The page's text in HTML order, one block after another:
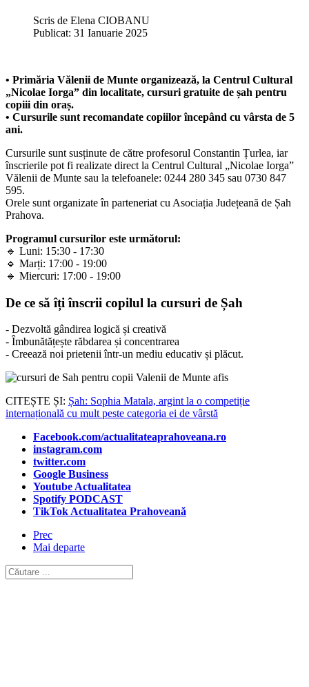
Scris de Elena CIOBANU
Publicat: 31 Ianuarie 2025
• Primăria Vălenii de Munte organizează, la Centrul Cultural
„Nicolae Iorga” din localitate, cursuri gratuite de șah pentru
copiii din oraș.
• Cursurile sunt recomandate copiilor începând cu vârsta de 5
ani.
Cursurile sunt susținute de către profesorul Constantin Țurlea, iar
înscrierile pot fi realizate direct la Centrul Cultural „Nicolae Iorga”
Vălenii de Munte sau la telefoanele: 0244 280 345 sau 0730 847
595.
Orele sunt organizate în parteneriat cu Asociația Județeană de Șah
Prahova.
Programul cursurilor este următorul:
🔹 Luni: 15:30 - 17:30
🔹 Marți: 17:00 - 19:00
🔹 Miercuri: 17:00 - 19:00
De ce să îți înscrii copilul la cursuri de Șah
- Dezvoltă gândirea logică și creativă
- Îmbunătățește răbdarea și concentrarea
- Creează noi prietenii într-un mediu educativ și plăcut.
CITEȘTE ȘI: Șah: Sophia Matala, argint la o competiție
internațională cu mult peste categoria ei de vârstă
Facebook.com/actualitateaprahoveana.ro
instagram.com
twitter.com
Google Business
Youtube Actualitatea
Spotify PODCAST
TikTok Actualitatea Prahoveană
Prec
Mai departe